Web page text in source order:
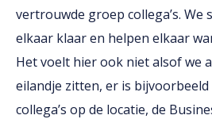
vertrouwde groep collega’s. We
elkaar klaar en helpen elkaar
Het voelt hier ook niet alsof we
eilandje zitten, er is
collega’s op de locatie, de